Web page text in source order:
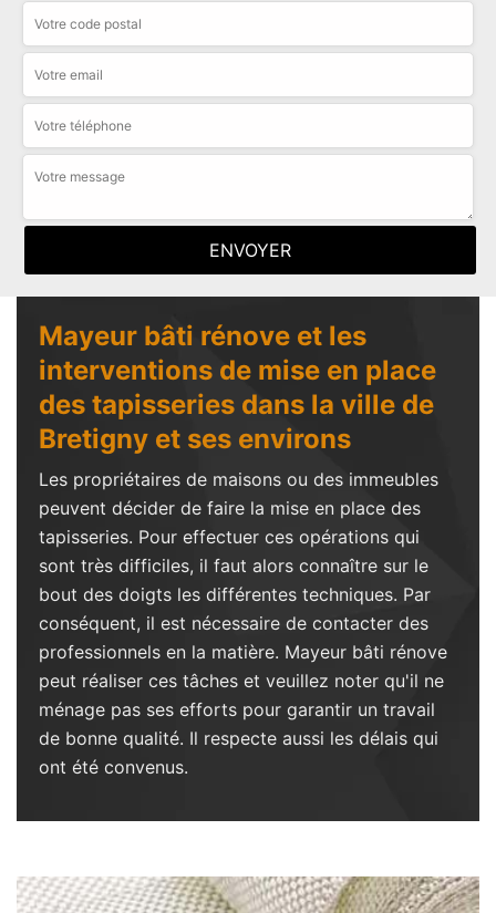
Mayeur bâti rénove et les
interventions de mise en place
des tapisseries dans la ville de
Bretigny et ses environs
Les propriétaires de maisons ou des immeubles
peuvent décider de faire la mise en place des
tapisseries. Pour effectuer ces opérations qui
sont très difficiles, il faut alors connaître sur le
bout des doigts les différentes techniques. Par
conséquent, il est nécessaire de contacter des
professionnels en la matière. Mayeur bâti rénove
peut réaliser ces tâches et veuillez noter qu'il ne
ménage pas ses efforts pour garantir un travail
de bonne qualité. Il respecte aussi les délais qui
ont été convenus.